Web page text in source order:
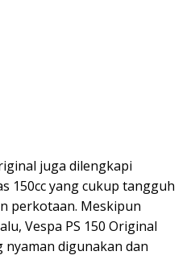
juga dilengkapi
150cc yang cukup tangguh
perkotaan. Meskipun
Vespa PS 150 Original
digunakan dan